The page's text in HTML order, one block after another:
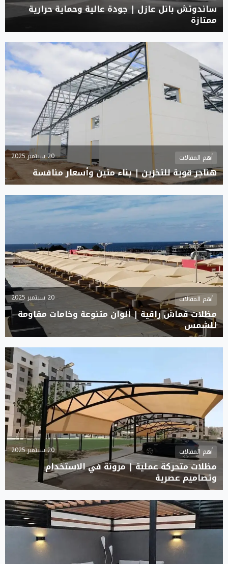
ساندوتش بانل عازل | جودة عالية وحماية حرارية
ممتازة
أهم المقالات 20 سبتمبر 2025
هناجر قوية للتخزين | بناء متين وأسعار منافسة
أهم المقالات 20 سبتمبر 2025
مظلات قماش راقية | ألوان متنوعة وخامات مقاومة
للشمس
أهم المقالات 20 سبتمبر 2025
مظلات متحركة عملية | مرونة في الاستخدام
وتصاميم عصرية